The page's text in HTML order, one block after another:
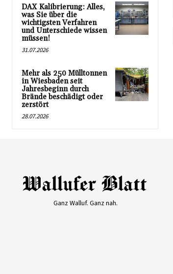
DAX Kalibrierung: Alles,
was Sie über die
wichtigsten Verfahren
und Unterschiede wissen
müssen!
31.07.2026
Mehr als 250 Mülltonnen
in Wiesbaden seit
Jahresbeginn durch
Brände beschädigt oder
zerstört
28.07.2026
Ganz Walluf. Ganz nah.